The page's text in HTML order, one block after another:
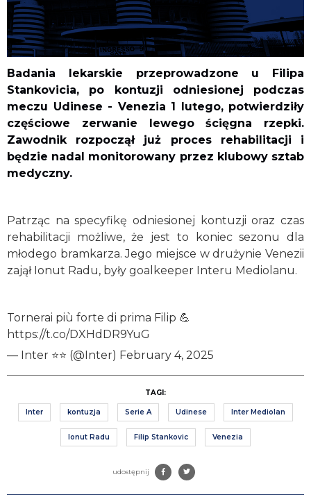
Badania lekarskie przeprowadzone u Filipa
Stankovicia, po kontuzji odniesionej podczas
meczu Udinese - Venezia 1 lutego, potwierdziły
częściowe zerwanie lewego ścięgna rzepki.
Zawodnik rozpoczął już proces rehabilitacji i
będzie nadal monitorowany przez klubowy sztab
medyczny.
Patrząc na specyfikę odniesionej kontuzji oraz czas
rehabilitacji możliwe, że jest to koniec sezonu dla
młodego bramkarza. Jego miejsce w drużynie Venezii
zajął Ionut Radu, były goalkeeper Interu Mediolanu.
Tornerai più forte di prima Filip 💪
https://t.co/DXHdDR9YuG
— Inter ⭐⭐ (@Inter) February 4, 2025
TAGI:
Inter kontuzja Serie A Udinese Inter Mediolan
Ionut Radu Filip Stankovic Venezia
udostępnij